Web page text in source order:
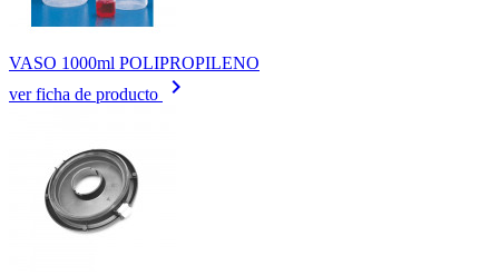
VASO 1000ml POLIPROPILENO
ver ficha de producto
keyboard_arrow_right